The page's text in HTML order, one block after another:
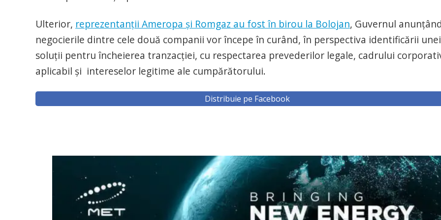
Ulterior, reprezentanții Ameropa și Romgaz au fost în birou la Bolojan, Guvernul
negocierile dintre cele două companii vor începe în curând, în perspectiva identificării unei
soluții pentru încheierea tranzacției, cu respectarea prevederilor legale, cadrului
aplicabil și intereselor legitime ale cumpărătorului.
Distribuie pe Facebook